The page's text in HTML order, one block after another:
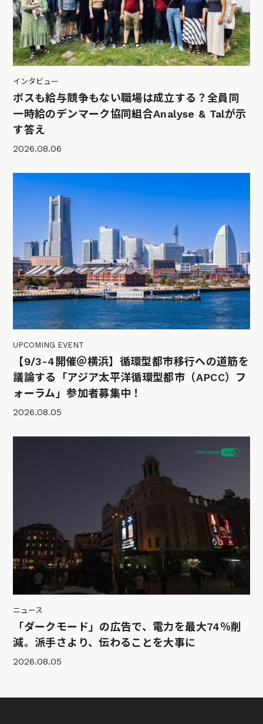
インタビュー
ボスも給与競争もない職場は成立する？全員同
一時給のデンマーク協同組合Analyse & Talが示
す答え
2026.08.06
UPCOMING EVENT
【9/3-4開催＠横浜】循環型都市移行への道筋を
議論する「アジア太平洋循環型都市（APCC）フ
ォーラム」参加者募集中！
2026.08.05
ニュース
「ダークモード」の広告で、電力を最大74％削
減。派手さより、伝わることを大事に
2026.08.05